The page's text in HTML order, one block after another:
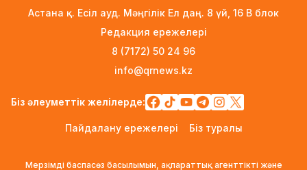
2 күн бұрын
«Қазақтелекомның» екі қызметкері жұмыс
кезінде қаза тапты
Трамп АҚШ-та туғандарға автоматты түрде
Астана қ. Есіл ауд. Мәңгілік Ел даң. 8 үй, 16 B блок
Редакция ережелері
8 (7172) 50 24 96
info@qrnews.kz
Біз әлеуметтік желілерде:
Пайдалану ережелері Біз туралы
Мерзімді баспасөз басылымын, ақпараттық агенттікті және